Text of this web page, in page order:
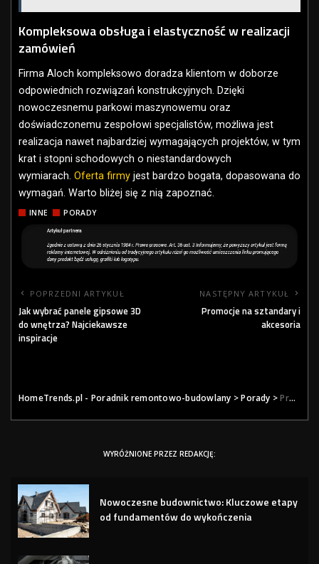
Kompleksowa obsługa i elastyczność w realizacji
zamówień
Firma Aloch kompleksowo doradza klientom w doborze
odpowiednich rozwiązań konstrukcyjnych. Dzięki
nowoczesnemu parkowi maszynowemu oraz
doświadczonemu zespołowi specjalistów, możliwa jest
realizacja nawet najbardziej wymagających projektów, w tym
krat i stopni schodowych o niestandardowych
wymiarach. Oferta firmy jest bardzo bogata, dopasowana do
wymagań. Warto bliżej się z nią zapoznać.
INNE PORADY
POPRZEDNI ARTYKUŁ
Jak wybrać panele gipsowe 3D
do wnętrza? Najciekawsze
inspiracje
NASTĘPNY ARTYKUŁ
Promocje na sztandary i
akcesoria
HomeTrends.pl - Poradnik remontowo-budowlany >Porady >Producent krat pomostowych Wema
WYRÓŻNIONE PRZEZ REDAKCJĘ:
Nowoczesne budownictwo: Kluczowe etapy
od fundamentów do wykończenia